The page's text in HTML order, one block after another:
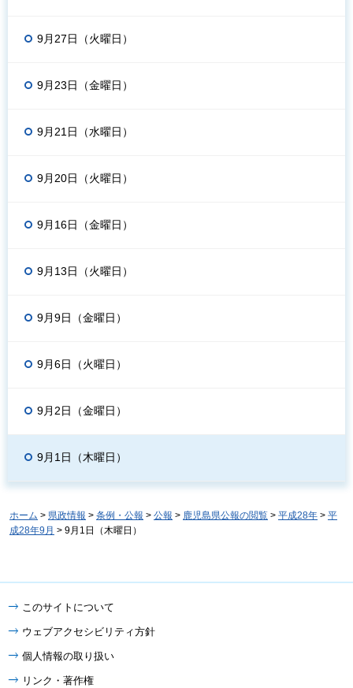
9月27日（火曜日）
9月23日（金曜日）
9月21日（水曜日）
9月20日（火曜日）
9月16日（金曜日）
9月13日（火曜日）
9月9日（金曜日）
9月6日（火曜日）
9月2日（金曜日）
9月1日（木曜日）
ホーム > 県政情報 > 条例・公報 > 公報 > 鹿児島県公報の閲覧 > 平成28年 > 平
成28年9月 > 9月1日（木曜日）
このサイトについて
ウェブアクセシビリティ方針
個人情報の取り扱い
リンク・著作権